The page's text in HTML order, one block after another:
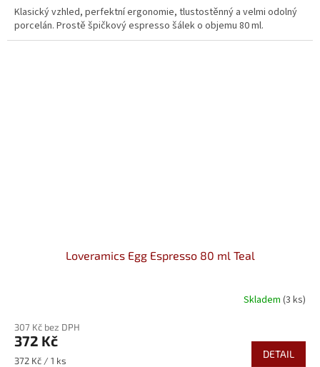
Klasický vzhled, perfektní ergonomie, tlustostěnný a velmi odolný
porcelán. Prostě špičkový espresso šálek o objemu 80 ml.
Loveramics Egg Espresso 80 ml Teal
Skladem (3 ks)
307 Kč bez DPH
372 Kč
Měrná
372 Kč / 1 ks
DETAIL